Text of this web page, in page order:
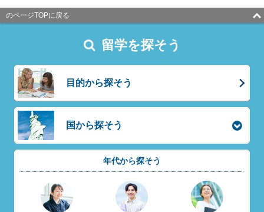
のページTOPに戻る
留学を探そう
目的から探そう
国から探そう
年代から探そう